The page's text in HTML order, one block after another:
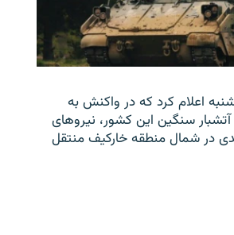
اعلام کرد که در واکنش به
سنگین این کشور، نیروهای
در شمال منطقه خارکیف منتقل